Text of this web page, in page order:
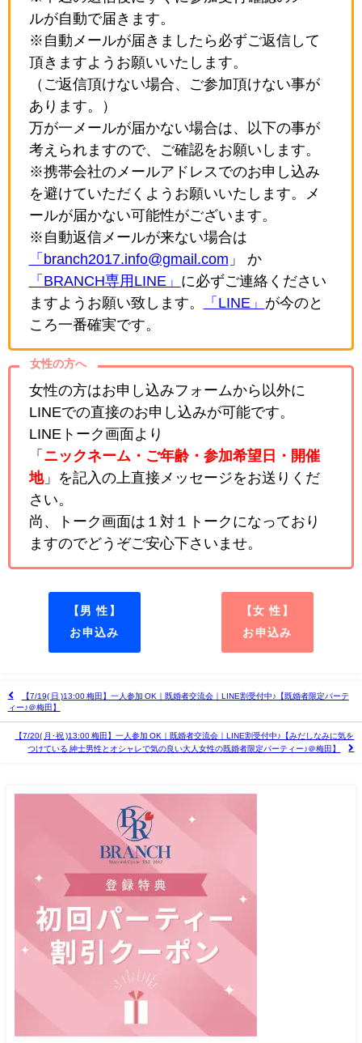
ルが自動で届きます。
※自動メールが届きましたら必ずご返信して
頂きますようお願いいたします。
（ご返信頂けない場合、ご参加頂けない事が
あります。）
万が一メールが届かない場合は、以下の事が
考えられますので、ご確認をお願いします。
※携帯会社のメールアドレスでのお申し込み
を避けていただくようお願いいたします。メ
ールが届かない可能性がございます。
※自動返信メールが来ない場合は
「branch2017.info@gmail.com 」 か
「BRANCH専用LINE」 に必ずご連絡ください
ますようお願い致します。
「LINE」 が今のと
ころ一番確実です。
女性の方へ
女性の方はお申し込みフォームから以外に
LINEでの直接のお申し込みが可能です。
LINEトーク画面より
「 ニックネーム・ご年齢・参加希望日・開催
地」を記入の上直接メッセージをお送りくだ
さい。
尚、トーク画面は１対１トークになっており
ますのでどうぞご安心下さいませ。
【男 性】
お申込み
【女 性】
お申込み
【7/19( 日 )13:00 梅田】一人参加 OK｜既婚者交流会｜LINE割受付中♪【既婚者限定パーテ
ィー♪＠梅田】
【7/20( 月･祝 )13:00 梅田】一人参加 OK｜既婚者交流会｜LINE割受付中♪【みだしなみに気を
つけている 紳士男性とオシャレで気の良い大人女性の既婚者限定パーティー♪＠梅田】